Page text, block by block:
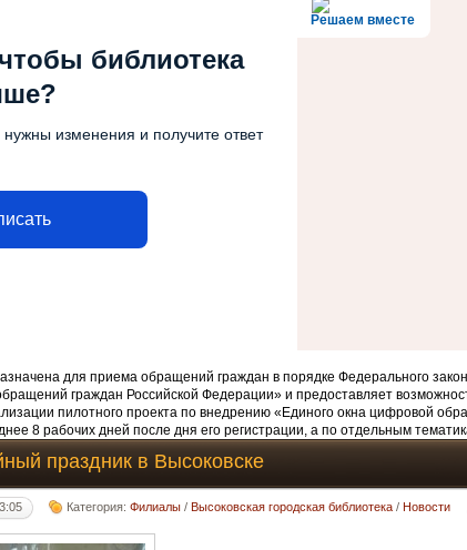
Решаем вместе
библиотека
изменения и получите ответ
для приема обращений граждан в порядке Федерального
граждан Российской Федерации» и предоставляет
пилотного проекта по внедрению «Единого окна цифровой
8 рабочих дней после дня его регистрации, а по отдельным
праздник в Высоковске
Категория:Филиалы /Высоковская городская библиотека /Новости